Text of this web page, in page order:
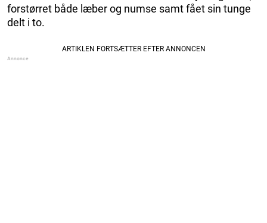
forstørret både læber og numse samt fået sin tunge
delt i to.